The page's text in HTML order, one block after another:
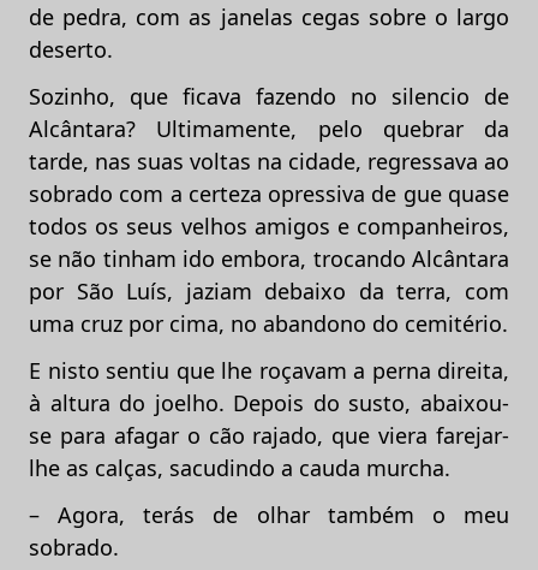
de pedra, com as janelas cegas sobre o largo
deserto.
Sozinho, que ficava fazendo no silencio de
Alcântara? Ultimamente, pelo quebrar da
tarde, nas suas voltas na cidade, regressava ao
sobrado com a certeza opressiva de gue quase
todos os seus velhos amigos e companheiros,
se não tinham ido embora, trocando Alcântara
por São Luís, jaziam debaixo da terra, com
uma cruz por cima, no abandono do cemitério.
E nisto sentiu que lhe roçavam a perna direita,
à altura do joelho. Depois do susto, abaixou-
se para afagar o cão rajado, que viera farejar-
lhe as calças, sacudindo a cauda murcha.
– Agora, terás de olhar também o meu
sobrado.